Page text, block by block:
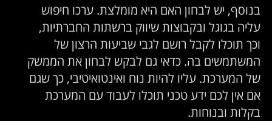
בנוסף, יש לבחון האם היא מומלצת. ערכו חיפוש
עליה בגוגל ובקבוצות שיווק ברשתות החברתיות,
וכך תוכלו לקבל רושם לגבי שביעות הרצון של
המשתמשים בה. כדאי גם לבקש לבחון את הממשק
של המערכת. עליו להיות נוח ואינטואיטיבי, כך שגם
אם אין לכם ידע טכני תוכלו לעבוד עם המערכת
בקלות ובנוחות.